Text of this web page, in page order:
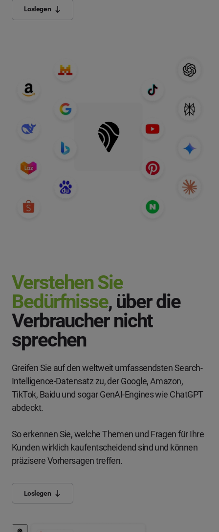
Loslegen
Verstehen Sie
Bedürfnisse, über die
Verbraucher nicht
sprechen
Greifen Sie auf den weltweit umfassendsten Search-
Intelligence-Datensatz zu, der Google, Amazon,
TikTok, Baidu und sogar GenAI-Engines wie ChatGPT
abdeckt.
So erkennen Sie, welche Themen und Fragen für Ihre
Kunden wirklich kaufentscheidend sind und können
präzisere Vorhersagen treffen.
Loslegen